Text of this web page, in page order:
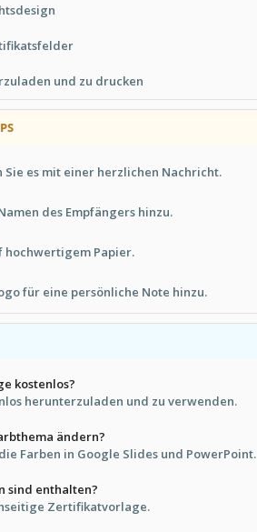
und zu drucken
Sie es mit einer herzlichen Nachricht.
des Empfängers hinzu.
hochwertigem Papier.
für eine persönliche Note hinzu.
kostenlos?
herunterzuladen und zu verwenden.
ändern?
Farben in Google Slides und PowerPoint.
sind enthalten?
Zertifikatvorlage.